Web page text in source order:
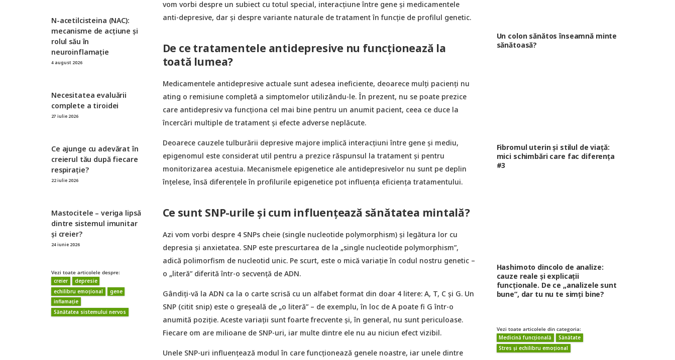
N-acetilcisteina (NAC):
mecanisme de acțiune și
rolul său în
neuroinflamație
4 august 2026
Necesitatea evaluării
complete a tiroidei
27 iulie 2026
Ce ajunge cu adevărat în
creierul tău după fiecare
respirație?
22 iulie 2026
Mastocitele – veriga lipsă
dintre sistemul imunitar
și creier?
24 iunie 2026
Vezi toate articolele despre:
creier
depresie
echilibru emoțional
gene
inflamație
Sănătatea sistemului nervos
vom vorbi despre un subiect cu totul special, interacțiune între gene și medicamentele
anti-depresive, dar și despre variante naturale de tratament în funcție de profilul genetic.
De ce tratamentele antidepresive nu funcționează la
toată lumea?
Medicamentele antidepresive actuale sunt adesea ineficiente, deoarece mulți pacienți nu
ating o remisiune completă a simptomelor utilizându-le. În prezent, nu se poate prezice
care antidepresiv va funcționa cel mai bine pentru un anumit pacient, ceea ce duce la
încercări multiple de tratament și efecte adverse neplăcute.
Deoarece cauzele tulburării depresive majore implică interacțiuni între gene și mediu,
epigenomul este considerat util pentru a prezice răspunsul la tratament și pentru
monitorizarea acestuia. Mecanismele epigenetice ale antidepresivelor nu sunt pe deplin
înțelese, însă diferențele în profilurile epigenetice pot influența eficiența tratamentului.
Ce sunt SNP-urile și cum influențează sănătatea mintală?
Azi vom vorbi despre 4 SNPs cheie (single nucleotide polymorphism) și legătura lor cu
depresia și anxietatea. SNP este prescurtarea de la „single nucleotide polymorphism”,
adică polimorfism de nucleotid unic. Pe scurt, este o mică variație în codul nostru genetic –
o „literă” diferită într-o secvență de ADN.
Gândiți-vă la ADN ca la o carte scrisă cu un alfabet format din doar 4 litere: A, T, C și G. Un
SNP (citit snip) este o greșeală de „o literă” – de exemplu, în loc de A poate fi G într-o
anumită poziție. Aceste variații sunt foarte frecvente și, în general, nu sunt periculoase.
Fiecare om are milioane de SNP-uri, iar multe dintre ele nu au niciun efect vizibil.
Unele SNP-uri influențează modul în care funcționează genele noastre, iar unele dintre
Un colon sănătos înseamnă minte
sănătoasă?
Fibromul uterin și stilul de viață:
mici schimbări care fac diferența
#3
Hashimoto dincolo de analize:
cauze reale și explicații
funcționale. De ce „analizele sunt
bune”, dar tu nu te simți bine?
Vezi toate articolele din categoria:
Medicină funcțională
Sănătate
Stres și echilibru emoțional